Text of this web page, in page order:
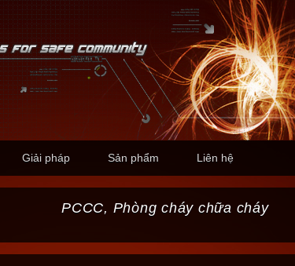
Giải pháp Sản phẩm Liên hệ
PCCC, Phòng cháy chữa cháy